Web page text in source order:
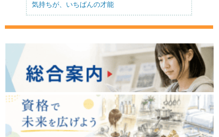
気持ちが、いちばんの才能